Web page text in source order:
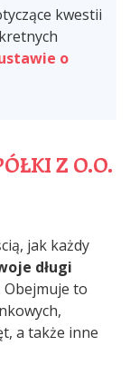
kwestii
o
Z O.O.
jak każdy
długi
Obejmuje to
a także inne